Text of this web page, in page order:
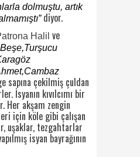
dolmuştu, artık
diyor.
Halil ve
sapına çekilmiş çuldan
İsyanın kıvılcımı bir
Her akşam zengin
için köle gibi çalışan
uşaklar, tezgahtarlar
isyan bayrağının